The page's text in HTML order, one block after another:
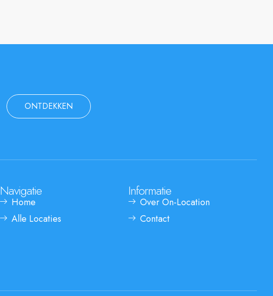
ONTDEKKEN
Navigatie
Home
Alle Locaties
Informatie
Over On-Location
Contact